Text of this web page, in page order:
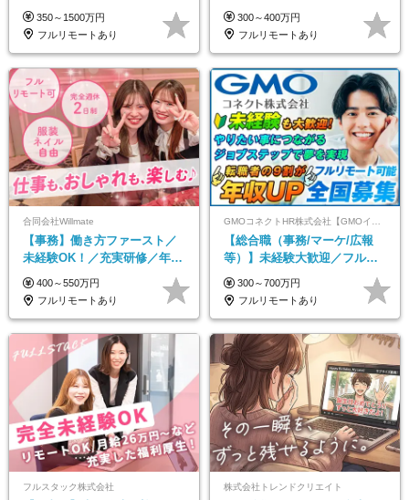
トOK／月給32万＋賞与
350～1500万円
フルリモートあり
可/月最大3万のインセンティ
ブ支給/平均年齢33歳
300～400万円
フルリモートあり
合同会社Willmate
【事務】働き方ファースト／
未経験OK！／充実研修／年休
127日～／残業なし／平均20代
／リモートOK
400～550万円
フルリモートあり
【総合職（事務/マーケ/広報
等）】未経験大歓迎／フルリ
モ可で全国募集！年収アップ
多数★年休最大130日★
300～700万円
フルリモートあり
フルスタック株式会社 株式会社トレンドクリエイト